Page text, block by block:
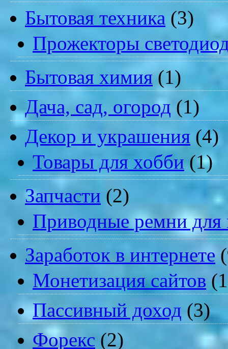
Бытовая техника (3)
Прожекторы
Бытовая химия(1)
Дача, сад, огород (1)
Декор и украшения (4)
Товары для хобби (1)
Запчасти (2)
Приводные ремни для
Заработок в интернете
Монетизация сайтов
Пассивный доход (3)
Форекс (2)